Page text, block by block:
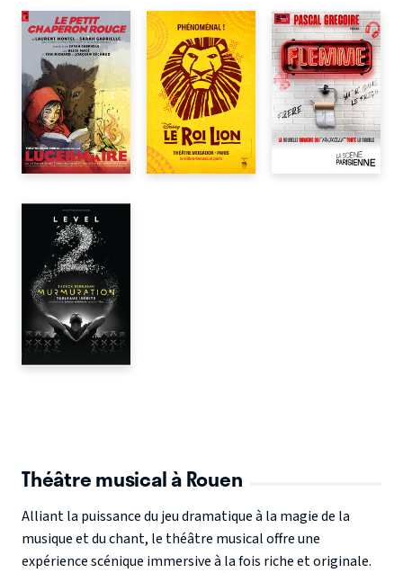
Théâtre musical à Rouen
Alliant la puissance du jeu dramatique à la magie de la
musique et du chant, le théâtre musical offre une
expérience scénique immersive à la fois riche et originale.